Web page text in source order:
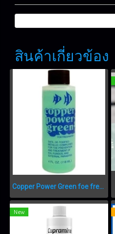
สินค้าเกี่ยวข้อง
Copper Power Green foe freshwater 4oz 118ml.
New